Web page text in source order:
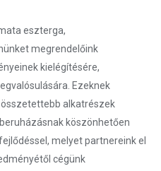
eszterga,
megrendelőink
kielégítésére,
Ezeknek
alkatrészek
köszönhetően
melyet partnereink el
cégünk